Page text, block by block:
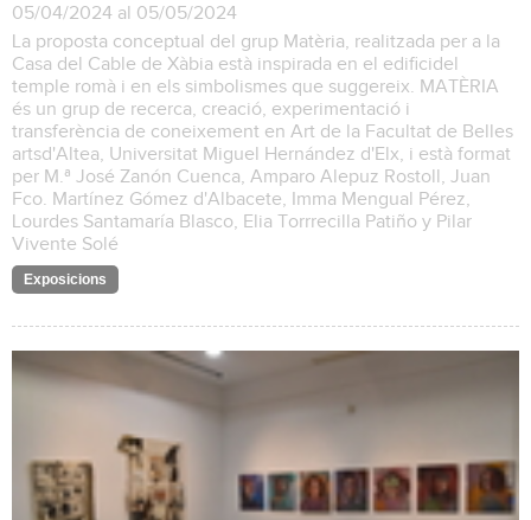
05/04/2024 al 05/05/2024
La proposta conceptual del grup Matèria, realitzada per a la
Casa del Cable de Xàbia està inspirada en el edificidel
temple romà i en els simbolismes que suggereix. MATÈRIA
és un grup de recerca, creació, experimentació i
transferència de coneixement en Art de la Facultat de Belles
artsd'Altea, Universitat Miguel Hernández d'Elx, i està format
per M.ª José Zanón Cuenca, Amparo Alepuz Rostoll, Juan
Fco. Martínez Gómez d'Albacete, Imma Mengual Pérez,
Lourdes Santamaría Blasco, Elia Torrrecilla Patiño y Pilar
Vivente Solé
Exposicions